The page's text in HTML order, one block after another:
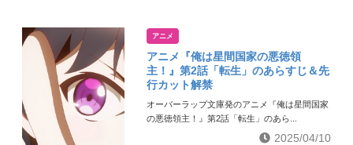
アニメ
アニメ『俺は星間国家の悪徳領
主！』第2話「転生」のあらすじ＆先
行カット解禁
オーバーラップ文庫発のアニメ『俺は星間国家
の悪徳領主！』第2話「転生」のあら...
2025/04/10